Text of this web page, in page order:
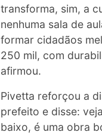
transforma, sim, a
nenhuma sala de
formar cidadãos
250 mil, com
afirmou.
Pivetta reforçou a
prefeito e disse:
baixo, é uma obra